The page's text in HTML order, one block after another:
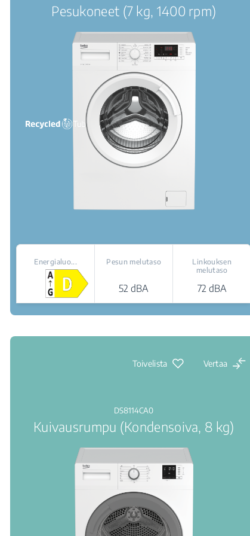
Pesukoneet (7 kg, 1400 rpm)
Energialuo... Pesun melutaso
52 dBA
Linkouksen
melutaso
72 dBA
Toivelista Vertaa
DS8114CA0
Kuivausrumpu (Kondensoiva, 8 kg)